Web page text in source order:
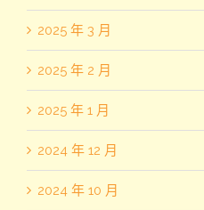
2025 年 3 月
2025 年 2 月
2025 年 1 月
2024 年 12 月
2024 年 10 月